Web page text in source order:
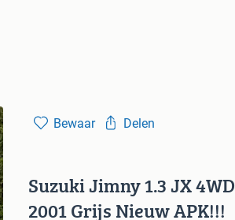
Bewaar Delen
Suzuki Jimny 1.3 JX 4WD
2001 Grijs Nieuw APK!!!